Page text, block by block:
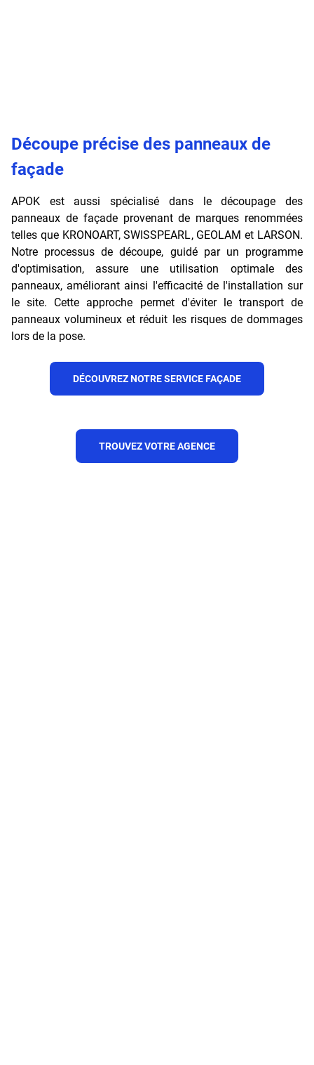
Découpe précise des panneaux de
façade
APOK est aussi spécialisé dans le découpage des
panneaux de façade provenant de marques renommées
telles que KRONOART, SWISSPEARL, GEOLAM et LARSON.
Notre processus de découpe, guidé par un programme
d'optimisation, assure une utilisation optimale des
panneaux, améliorant ainsi l'efficacité de l'installation sur
le site. Cette approche permet d'éviter le transport de
panneaux volumineux et réduit les risques de dommages
lors de la pose.
DÉCOUVREZ NOTRE SERVICE FAÇADE
TROUVEZ VOTRE AGENCE